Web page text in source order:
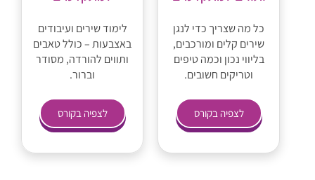
כל מה שצריך כדי לנגן
שירים קלים ומורכבים,
בליווי נכון וכמה טיפים
וטריקים חשובים.
לצפיה בקורס
לימוד שירים ועיבודים
באצבעות – כולל טאבים
ותווים להורדה, מסודר
וברור.
לצפיה בקורס